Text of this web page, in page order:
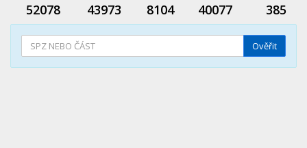
52078 43973 8104 40077 385
Ověřit